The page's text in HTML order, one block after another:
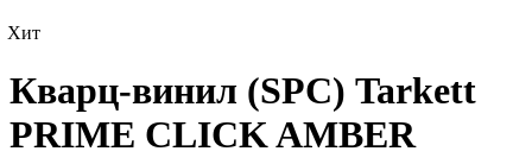
Хит
Кварц-винил (SPC) Tarkett
PRIME CLICK AMBER